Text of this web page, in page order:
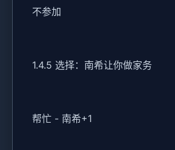
不参加
1.4.5 选择：南希让你做家务
帮忙 - 南希+1